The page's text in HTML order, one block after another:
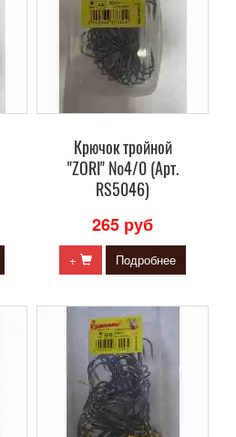
Крючок тройной
"ZORI" №4/0 (Арт.
RS5046)
265 руб
+ Подробнее